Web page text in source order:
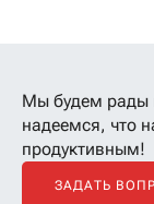
Мы будем рады
надеемся, что
продуктивным!
ЗАДАТЬ